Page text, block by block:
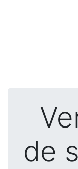
de